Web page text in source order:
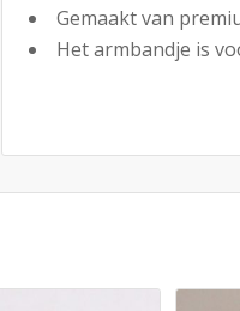
Gemaakt van
Het armbandje is